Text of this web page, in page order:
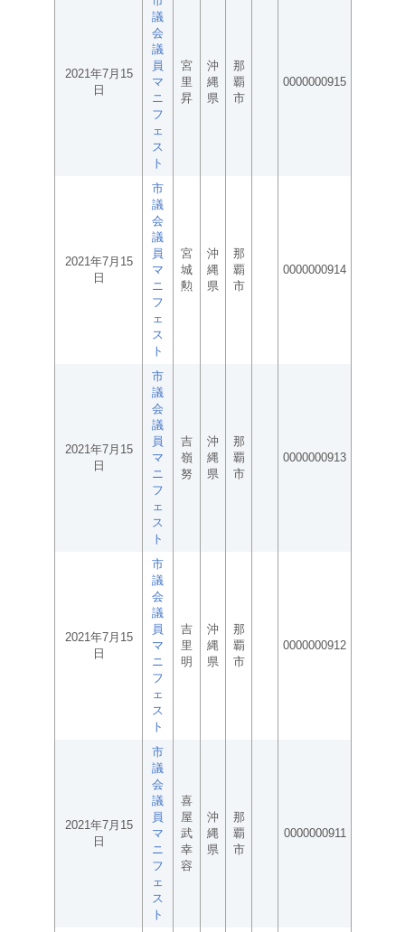
2021年7月15
日
議
会
議
員
マ
ニ
フ
ェ
ス
ト
宮
里
昇
沖
縄
県
那
覇
市
0000000915
2021年7月15
日
市
議
会
議
員
マ
ニ
フ
ェ
ス
ト
宮
城
勲
沖
縄
県
那
覇
市
0000000914
2021年7月15
日
市
議
会
議
員
マ
ニ
フ
ェ
ス
ト
吉
嶺
努
沖
縄
県
那
覇
市
0000000913
2021年7月15
日
市
議
会
議
員
マ
ニ
フ
ェ
ス
ト
吉
里
明
沖
縄
県
那
覇
市
0000000912
2021年7月15
日
市
議
会
議
員
マ
ニ
フ
ェ
ス
ト
喜
屋
武
幸
容
沖
縄
県
那
覇
市
0000000911